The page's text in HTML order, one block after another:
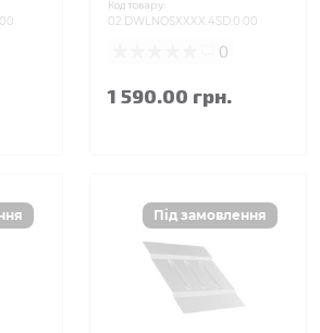
Код товару:
02.DWLNOSXXXX.4SD.0.00
0
1 590.00 грн.